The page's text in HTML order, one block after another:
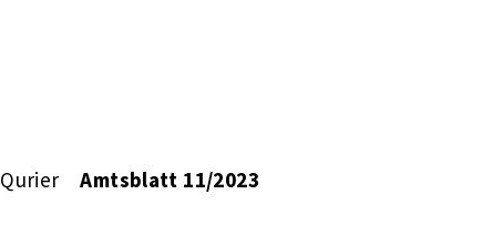
Qurier Amtsblatt 11/2023